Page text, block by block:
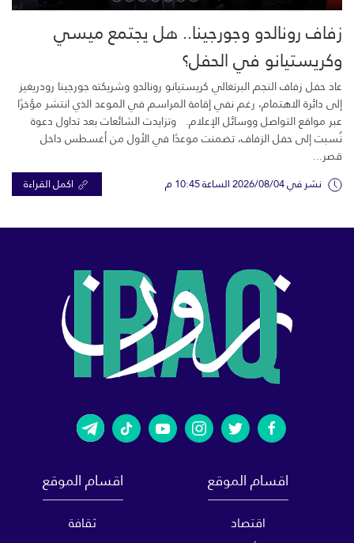
زفاف رونالدو وجورجينا.. هل يجتمع ميسي
وكريستيانو في الحفل؟
عاد حفل زفاف النجم البرتغالي كريستيانو رونالدو وشريكته جورجينا رودريغيز
إلى دائرة الاهتمام، رغم نفي إقامة المراسم في الموعد الذي انتشر مؤخرًا
عبر مواقع التواصل ووسائل الإعلام. وتزايدت الشائعات بعد تداول دعوة
نُسبت إلى حفل الزفاف، تضمنت موعدًا في الأول من أغسطس داخل
قصر...
نشر في 2026/08/04 الساعة 10:45 م اكمل القراءة
اقسام الموقع
اقتصاد
اقسام الموقع
ثقافة